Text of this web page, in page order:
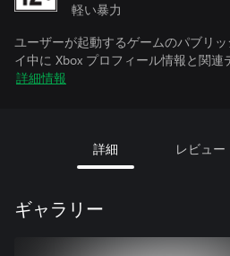
軽い暴力
ユーザーが起動するゲームのパブリ
イ中に Xbox プロフィール情報と関連
詳細情報
詳細 レビュー
ギャラリー